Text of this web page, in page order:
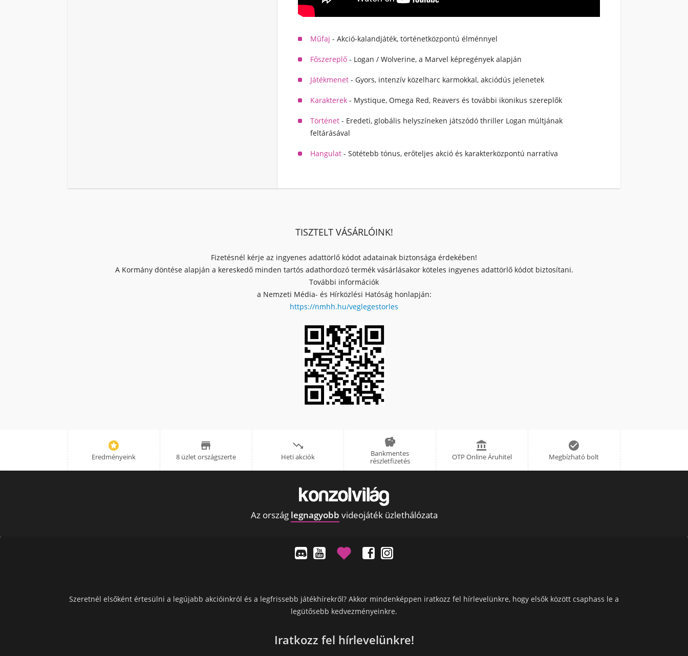
Műfaj - Akció-kalandjáték, történetközpontú élménnyel
Főszereplő - Logan / Wolverine, a Marvel képregények alapján
Játékmenet - Gyors, intenzív közelharc karmokkal, akciódús jelenetek
Karakterek - Mystique, Omega Red, Reavers és további ikonikus szereplők
Történet - Eredeti, globális helyszíneken játszódó thriller Logan múltjának
feltárásával
Hangulat - Sötétebb tónus, erőteljes akció és karakterközpontú narratíva
TISZTELT VÁSÁRLÓINK!
Fizetésnél kérje az ingyenes adattörlő kódot adatainak biztonsága érdekében!
A Kormány döntése alapján a kereskedő minden tartós adathordozó termék vásárlásakor köteles ingyenes adattörlő kódot biztosítani.
További információk
a Nemzeti Média- és Hírközlési Hatóság honlapján:
https://nmhh.hu/veglegestorles

Eredményeink

8 üzlet országszerte

Heti akciók

Bankmentes
részletfizetés

OTP Online Áruhitel

Megbízható bolt
Az ország legnagyobb videojáték üzlethálózata
Szeretnél elsőként értesülni a legújabb akcióinkról és a legfrissebb játékhírekről? Akkor mindenképpen iratkozz fel hírlevelünkre, hogy elsők között csaphass le a
legütősebb kedvezményeinkre.
Iratkozz fel hírlevelünkre!